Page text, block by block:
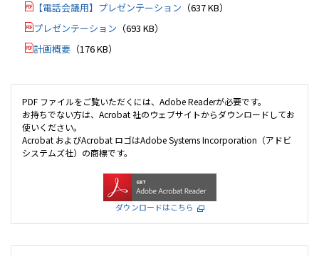
技術開発
IR情報
【電話会議用】プレゼンテーション （637 KB）
プレゼンテーション （693 KB）
計画概要 （176 KB）
PDF ファイルをご覧いただくには、Adobe Readerが必要です。
お持ちでない方は、Acrobat 社のウェブサイトからダウンロードしてお
使いください。
Acrobat およびAcrobat ロゴはAdobe Systems Incorporation（アドビ
システムズ社）の商標です。
ダウンロードはこちら